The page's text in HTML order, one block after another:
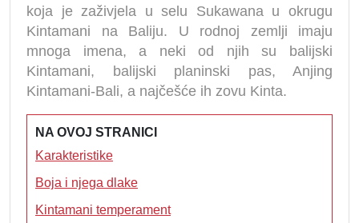
koja je zaživjela u selu Sukawana u okrugu
Kintamani na Baliju. U rodnoj zemlji imaju
mnoga imena, a neki od njih su balijski
Kintamani, balijski planinski pas, Anjing
Kintamani-Bali, a najčešće ih zovu Kinta.
NA OVOJ STRANICI
Karakteristike
Boja i njega dlake
Kintamani temperament